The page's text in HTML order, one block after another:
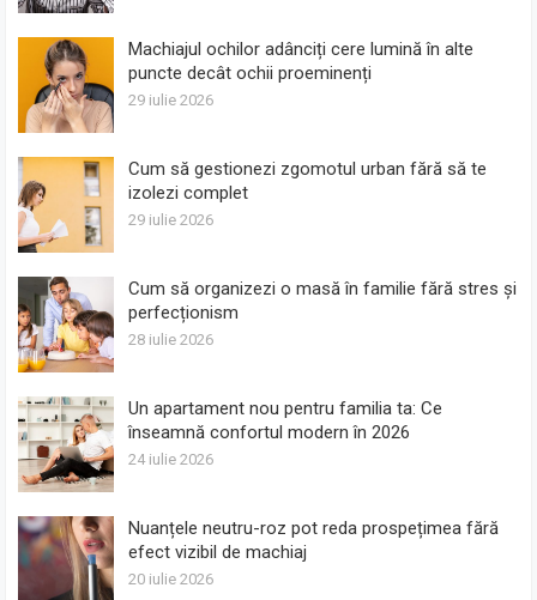
Machiajul ochilor adânciți cere lumină în alte
puncte decât ochii proeminenți
29 iulie 2026
Cum să gestionezi zgomotul urban fără să te
izolezi complet
29 iulie 2026
Cum să organizezi o masă în familie fără stres și
perfecționism
28 iulie 2026
Un apartament nou pentru familia ta: Ce
înseamnă confortul modern în 2026
24 iulie 2026
Nuanțele neutru-roz pot reda prospețimea fără
efect vizibil de machiaj
20 iulie 2026